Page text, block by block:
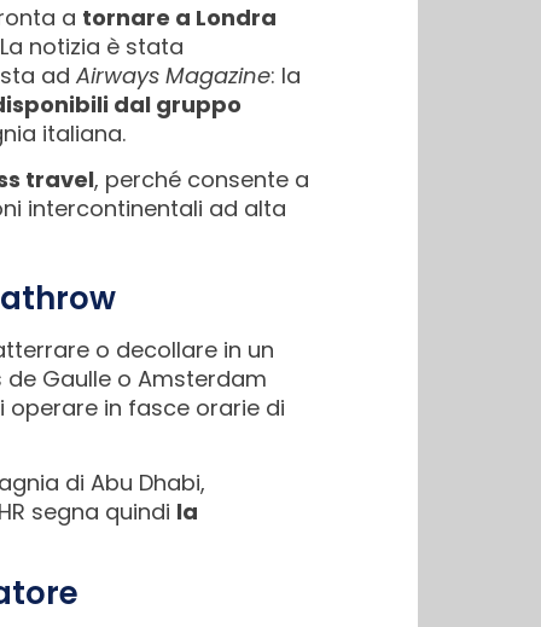
a tornare a Londra
notizia è stata
ad Airways Magazine: la
dal gruppo
italiana.
travel, perché consente a
intercontinentali ad alta
o decollare in un
Gaulle o Amsterdam
operare in fasce orarie di
di Abu Dhabi,
segna quindi la